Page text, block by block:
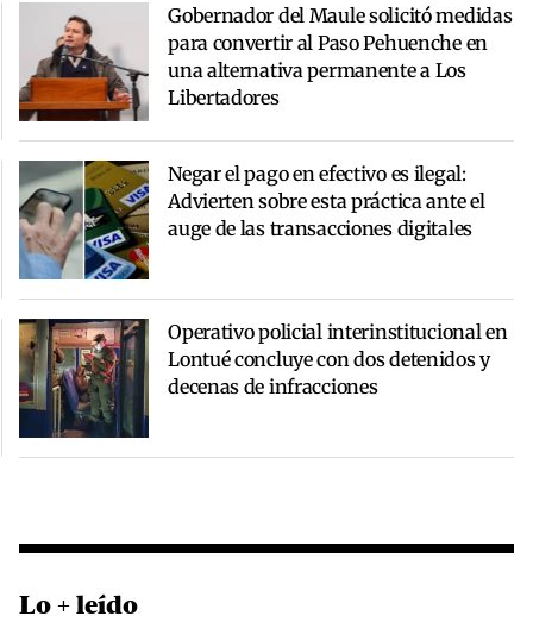
Gobernador del Maule solicitó medidas
para convertir al Paso Pehuenche en
una alternativa permanente a Los
Libertadores
Negar el pago en efectivo es ilegal:
Advierten sobre esta práctica ante el
auge de las transacciones digitales
Operativo policial interinstitucional en
Lontué concluye con dos detenidos y
decenas de infracciones
Lo + leído